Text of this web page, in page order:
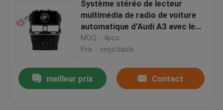
Système stéréo de lecteur
multimédia de radio de voiture
automatique d'Audi A3 avec le
vacarme 2 écran capacitif de 7
pouces
MOQ：4pcs
Prix：negotiable
meilleur prix Contact